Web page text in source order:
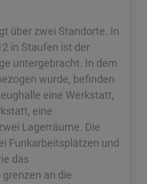
über zwei Standorte. In
in Staufen ist der
untergebracht. In dem
wurde, befinden
eine Werkstatt,
eine
Lagerräume. Die
Funkarbeitsplätzen und
das
an die